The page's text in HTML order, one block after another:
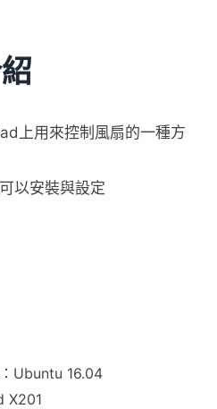
上用來控制風扇的一種方
以安裝與設定
Ubuntu 16.04
X201